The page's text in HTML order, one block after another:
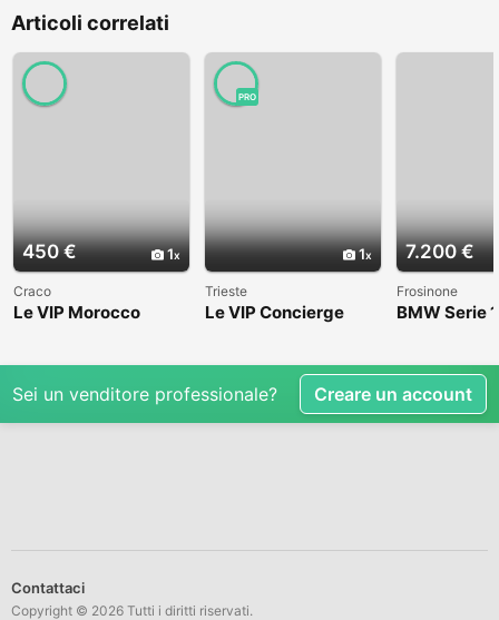
Articoli correlati
450 € 1
Craco
Le VIP Morocco
1
PRO
Trieste
Le VIP Concierge
7.200 €
Frosinone
BMW Serie
Sei un venditore professionale? Creare un account
Contattaci
Copyright © 2026 Tutti i diritti riservati.